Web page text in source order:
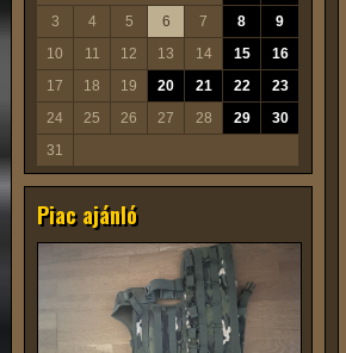
3
4 5 6 7 8
9
10
11 12 13 14 15
16
17
18 19 20 21 22
23
24
25 26 27 28 29
30
31
Piac ajánló